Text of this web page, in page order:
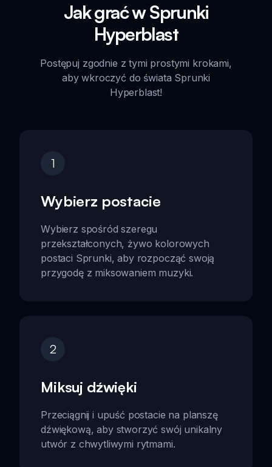
Jak grać w Sprunki
Hyperblast
Postępuj zgodnie z tymi prostymi krokami,
aby wkroczyć do świata Sprunki
Hyperblast!
1
Wybierz postacie
Wybierz spośród szeregu
przekształconych, żywo kolorowych
postaci Sprunki, aby rozpocząć swoją
przygodę z miksowaniem muzyki.
2
Miksuj dźwięki
Przeciągnij i upuść postacie na planszę
dźwiękową, aby stworzyć swój unikalny
utwór z chwytliwymi rytmami.